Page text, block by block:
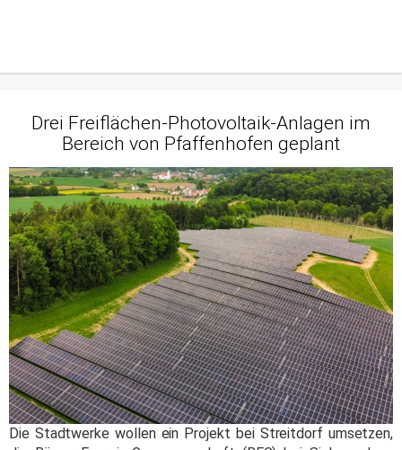
Drei Freiflächen-Photovoltaik-Anlagen im
Bereich von Pfaffenhofen geplant
Die Stadtwerke wollen ein Projekt bei Streitdorf umsetzen,